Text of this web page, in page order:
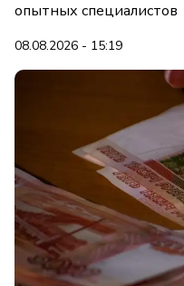
опытных специалистов
08.08.2026 - 15:19